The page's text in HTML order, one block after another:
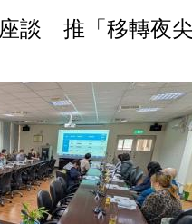
談 推「移轉夜尖